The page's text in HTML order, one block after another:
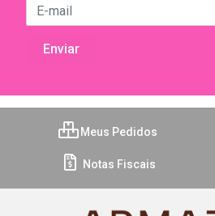
Meus Pedidos
Notas Fiscais